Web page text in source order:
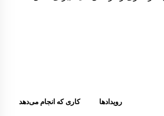
رویدادها کاری که انجام می‌دهد